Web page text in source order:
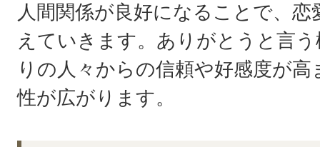
人間関係が良好になることで、
えていきます。ありがとうと言
りの人々からの信頼や好感度が
性が広がります。